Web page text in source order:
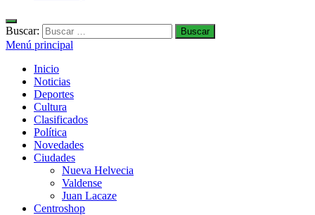
Buscar:
Menú principal
Inicio
Noticias
Deportes
Cultura
Clasificados
Política
Novedades
Ciudades
Nueva Helvecia
Valdense
Juan Lacaze
Centroshop